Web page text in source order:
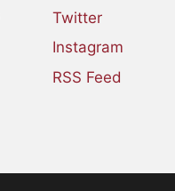
Twitter
Instagram
RSS Feed